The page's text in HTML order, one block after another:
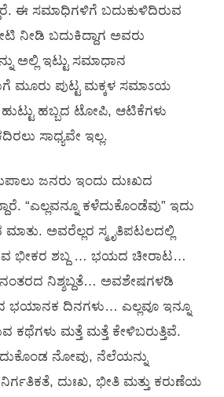
ಈ ಸಮಾಧಿಗಳಿಗೆ ಬದುಕುಳಿದಿರುವ
ನೀಡಿ ಬದುಕಿದ್ದಾಗ ಅವರು
ಅಲ್ಲಿ ಇಟ್ಟು ಸಮಾಧಾನ
ಹಾಗೆ ಮೂರು ಪುಟ್ಟ ಮಕ್ಕಳ ಸಮಾಽಯ
ಹಬ್ಬದ ಟೋಪಿ, ಆಟಿಕೆಗಳು
ಸಾಧ್ಯವೇ ಇಲ್ಲ.
ಜನರು ಇಂದು ದುಃಖದ
“ಎಲ್ಲವನ್ನೂ ಕಳೆದುಕೊಂಡೆವು” ಇದು
ಅವರೆಲ್ಲರ ಸ್ಮೃತಿಪಟಲದಲ್ಲಿ
ಭೀಕರ ಶಬ್ದ … ಭಯದ ಚೀರಾಟ…
ನಿಶ್ಶಬ್ದತೆ… ಅವಶೇಷಗಳಡಿ
ಭಯಾನಕ ದಿನಗಳು… ಎಲ್ಲವೂ ಇನ್ನೂ
ಕಥೆಗಳು ಮತ್ತೆ ಮತ್ತೆ ಕೇಳಿಬರುತ್ತಿವೆ.
ನೋವು, ನೆಲೆಯನ್ನು
ದುಃಖ, ಭೀತಿ ಮತ್ತು ಕರುಣೆಯ